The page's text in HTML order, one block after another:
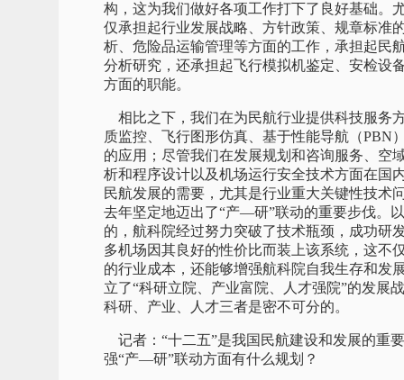
构，这为我们做好各项工作打下了良好基础。
仅承担起行业发展战略、方针政策、规章标准
析、危险品运输管理等方面的工作，承担起民
分析研究，还承担起飞行模拟机鉴定、安检设
方面的职能。
相比之下，我们在为民航行业提供科技服务
质监控、飞行图形仿真、基于性能导航（PBN
的应用；尽管我们在发展规划和咨询服务、空
析和程序设计以及机场运行安全技术方面在国
民航发展的需要，尤其是行业重大关键性技术
去年坚定地迈出了“产—研”联动的重要步伐。
的，航科院经过努力突破了技术瓶颈，成功研
多机场因其良好的性价比而装上该系统，这不
的行业成本，还能够增强航科院自我生存和发
立了“科研立院、产业富院、人才强院”的发展
科研、产业、人才三者是密不可分的。
记者：“十二五”是我国民航建设和发展的重
强“产—研”联动方面有什么规划？